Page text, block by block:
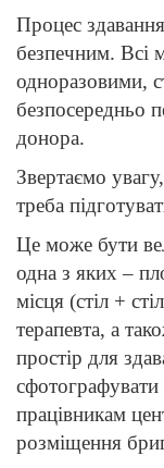
Процес
безпечним. Всі
одноразовими,
безпосередньо
донора.
Звертаємо
треба
Це може бути
одна з яких –
місця (стіл +
терапевта, а
простір для
працівникам
розміщення